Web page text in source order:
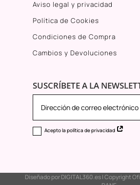
Aviso legal y privacidad
Política de Cookies
Condiciones de Compra
Cambios y Devoluciones
SUSCRÍBETE A LA
Acepto la política de privacidad
Diseñado porDIGITAL360.esI Copyright